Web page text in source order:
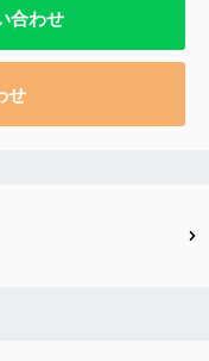
合わせ
せ